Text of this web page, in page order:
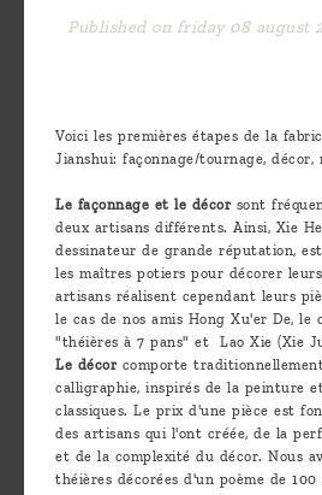
Pu'Erh
How
infuse
your
tea ?
Published on friday 08 august
Voici les premières étapes de la
Jianshui: façonnage/tournage,
Le façonnage et le décorsont
deux artisans différents. Ainsi, Xie
dessinateur de grande réputation,
les maîtres potiers pour décorer
artisans réalisent cependant leurs
le cas de nos amis Hong Xu'er De, le
"théières à 7 pans" et Lao Xie (Xie
Le décorcomporte
calligraphie, inspirés de la peinture
classiques. Le prix d'une pièce est
des artisans qui l'ont créée, de la
et de la complexité du décor. Nous
théières décorées d'un poème de